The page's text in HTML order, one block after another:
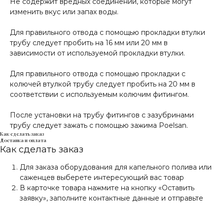
изменить вкус или запах воды.
Для правильного отвода с помощью прокладки втулки
трубу следует пробить на 16 мм или 20 мм в
зависимости от используемой прокладки втулки.
Для правильного отвода с помощью прокладки с
колючей втулкой трубу следует пробить на 20 мм в
соответствии с используемым колючим фитингом.
После установки на трубу фитингов с зазубринами
трубу следует зажать с помощью зажима Poelsan.
Как сделать заказ
Доставка и оплата
Как сделать заказ
Для заказа оборудования для капельного полива или
саженцев выберете интересующий вас товар
В карточке товара нажмите на кнопку «Оставить
заявку», заполните контактные данные и отправьте